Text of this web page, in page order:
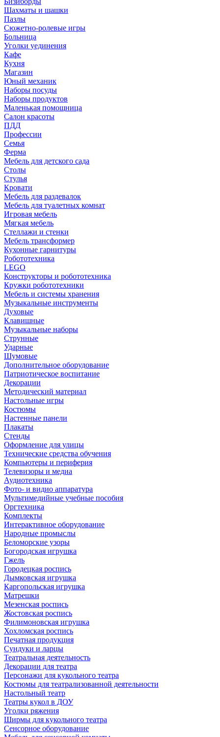
Шахматы и шашки
Пазлы
Сюжетно-ролевые игры
Больница
Уголки уединения
Кафе
Кухня
Магазин
Юный механик
Наборы посуды
Наборы продуктов
Маленькая помощница
Салон красоты
ПДД
Профессии
Семья
Ферма
Мебель для детского сада
Столы
Cтулья
Кровати
Мебель для раздевалок
Мебель для туалетных комнат
Игровая мебель
Мягкая мебель
Стеллажи и стенки
Мебель трансформер
Кухонные гарнитуры
Робототехника
LEGO
Конструкторы и робототехника
Кружки робототехники
Мебель и системы хранения
Музыкальные инструменты
Духовые
Клавишные
Музыкальные наборы
Струнные
Ударные
Шумовые
Дополнительное оборудование
Патриотическое воспитание
Декорации
Методический материал
Настольные игры
Костюмы
Настенные панели
Плакаты
Стенды
Оформление для улицы
Технические средства обучения
Компьютеры и периферия
Телевизоры и медиа
Аудиотехника
Фото- и видио аппаратура
Мультимедийные учебные пособия
Оргтехника
Комплекты
Интерактивное оборудование
Народные промыслы
Беломорские узоры
Богородская игрушка
Гжель
Городецкая роспись
Дымковская игрушка
Каргопольская игрушка
Матрешки
Мезенская роспись
Жостовская роспись
Филимоновская игрушка
Хохломская роспись
Печатная продукция
Сундуки и ларцы
Театральная деятельность
Декорации для театра
Персонажи для кукольного театра
Костюмы для театрализованной деятельности
Настольный театр
Театры кукол в ДОУ
Уголки ряжения
Ширмы для кукольного театра
Сенсорное оборудование